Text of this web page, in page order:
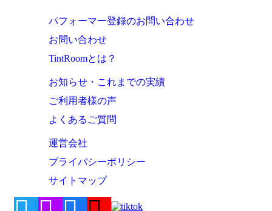
パフォーマー登録のお問い合わせ
お問い合わせ
TintRoomとは？
お知らせ・これまでの実績
ご利用者様の声
よくあるご質問
運営会社
プライバシーポリシー
サイトマップ